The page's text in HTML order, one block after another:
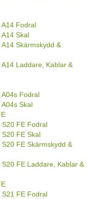
Fodral
Skal
Skärmskydd &
Laddare, Kablar &
Fodral
Skal
FE Fodral
FE Skal
FE Skärmskydd &
FE Laddare, Kablar &
FE Fodral